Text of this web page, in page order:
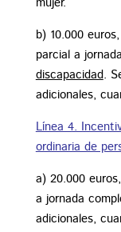
b) 10.000
parcial a
discapacidad.
adicionales,
Línea 4.
ordinaria de
a) 20.000
a jornada
adicionales,